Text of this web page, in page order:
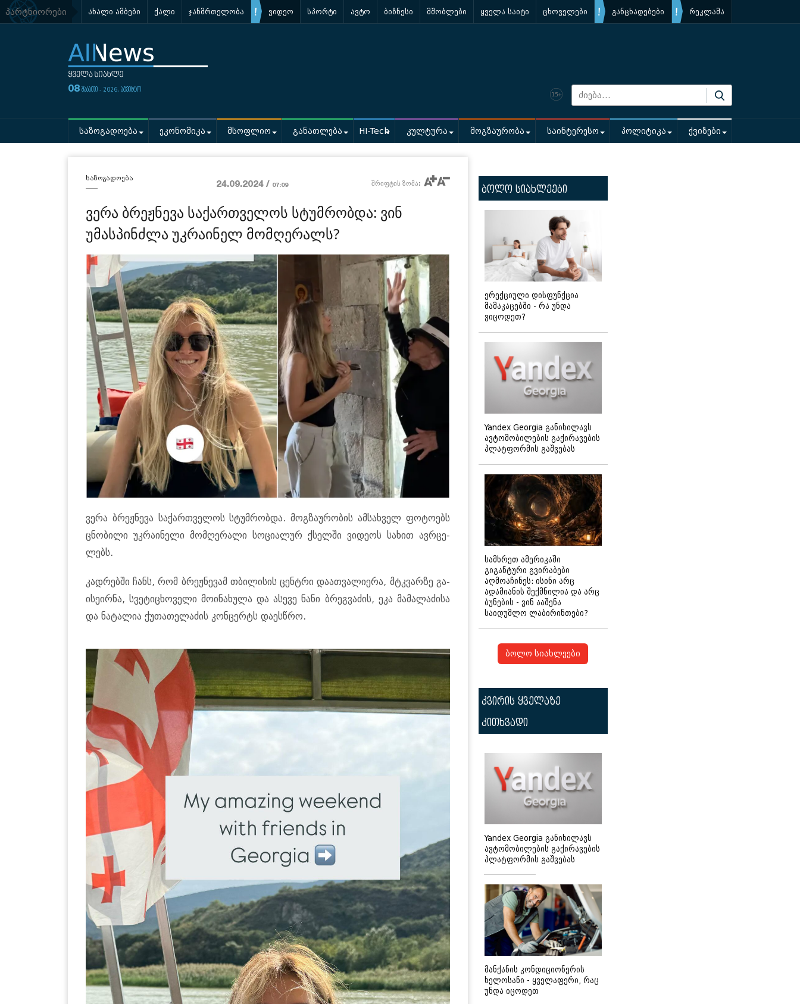
პარტნიორები ახალი ამბები ქალი ჯანმრთელობა ვიდეო სპორტი ავტო ბიზნესი მშობლები ყველა საიტი ცხოველები განცხადებები რეკლამა
08 შაბათი - 2026, აგვისტო
საზოგადოება ეკონომიკა მსოფლიო განათლება HI-Tech კულტურა მოგზაურობა საინტერესო პოლიტიკა ქვიზები
საზოგადოება
24.09.2024 / 07:09 შრიფტის ზომა:
ვერა ბრეჟნევა საქართველოს სტუმრობდა: ვინ
უმასპინძლა უკრაინელ მომღერალს?
ვერა ბრეჟნე­ვა სა­ქარ­თვე­ლოს სტუმ­რობ­და. მოგ­ზა­უ­რო­ბის ამ­სახ­ველ ფო­ტო­ებს
ცნო­ბი­ლი უკ­რა­ი­ნე­ლი მომ­ღე­რა­ლი სო­ცი­ა­ლურ ქსელ­ში ვი­დე­ოს სა­ხით ავ­რცე­
ლებს.
კად­რებ­ში ჩანს, რომ ბრეჟნე­ვამ თბი­ლი­სის ცენ­ტრი და­ათ­ვა­ლი­ე­რა, მტკვარ­ზე გა­
ი­სე­ირ­ნა, სვე­ტი­ცხო­ვე­ლი მო­ი­ნა­ხუ­ლა და ასე­ვე ნანი ბრეგ­ვა­ძის, ეკა მა­მა­ლა­ძი­სა
და ნა­ტა­ლია ქუ­თა­თე­ლა­ძის კონ­ცერტს და­ეს­წრო.
ბოლო სიახლეები
ერექციული დისფუნქცია
მამაკაცებში - რა უნდა
ვიცოდეთ?
Yandex Georgia განიხილავს
ავტომობილების გაქირავების
პლატფორმის გაშვებას
სამხრეთ ამერიკაში
გიგანტური გვირაბები
აღმოაჩინეს: ისინი არც
ადამიანის შექმნილია და არც
ბუნების - ვინ ააშენა
საიდუმლო ლაბირინთები?
ბოლო სიახლეები
კვირის ყველაზე
კითხვადი
Yandex Georgia განიხილავს
ავტომობილების გაქირავების
პლატფორმის გაშვებას
მანქანის კონდიციონერის
ხელოსანი - ყველაფერი, რაც
უნდა იცოდეთ